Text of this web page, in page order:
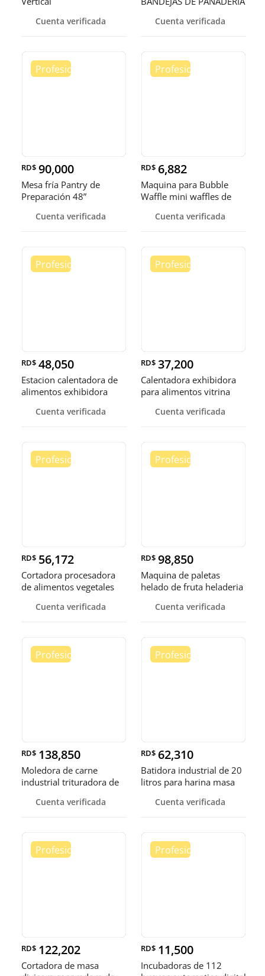
Cuenta verificada Cuenta verificada
RD$ 90,000
Mesa fría Pantry de
Preparación 48”
Cuenta verificada
RD$ 6,882
Maquina para Bubble
Waffle mini waffles de
Cuenta verificada
RD$ 48,050
Estacion calentadora de
alimentos exhibidora
Cuenta verificada
RD$ 37,200
Calentadora exhibidora
para alimentos vitrina
Cuenta verificada
RD$ 56,172
Cortadora procesadora
de alimentos vegetales
Cuenta verificada
RD$ 98,850
Maquina de paletas
helado de fruta heladeria
Cuenta verificada
RD$ 138,850
Moledora de carne
industrial trituradora de
Cuenta verificada
RD$ 62,310
Batidora industrial de 20
litros para harina masa
Cuenta verificada
RD$ 122,202
Cortadora de masa
RD$ 11,500
Incubadoras de 112